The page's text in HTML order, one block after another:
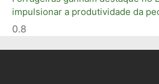
impulsionar a produtividade da